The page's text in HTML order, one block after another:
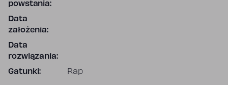
powstania:
Data
założenia:
Data
rozwiązania:
Gatunki: Rap